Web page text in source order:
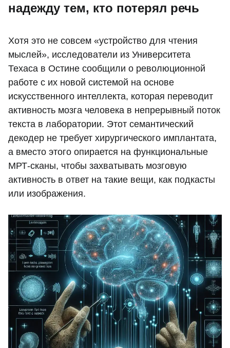
надежду тем, кто потерял речь
Хотя это не совсем «устройство для чтения
мыслей», исследователи из Университета
Техаса в Остине сообщили о революционной
работе с их новой системой на основе
искусственного интеллекта, которая переводит
активность мозга человека в непрерывный поток
текста в лаборатории. Этот семантический
декодер не требует хирургического имплантата,
а вместо этого опирается на функциональные
МРТ-сканы, чтобы захватывать мозговую
активность в ответ на такие вещи, как подкасты
или изображения.